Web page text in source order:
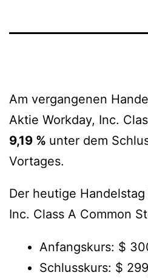
Am vergangenen
Aktie Workday, Inc.
9,19 % unter dem
Vortages.
Der heutige
Inc. Class A Common
Anfangskurs: $
Schlusskurs: $